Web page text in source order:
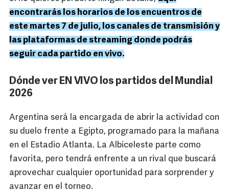
encontrarás los horarios de los encuentros de
este martes 7 de julio, los canales de transmisión y
las plataformas de streaming donde podrás
seguir cada partido en vivo.
Dónde ver EN VIVO los partidos del Mundial
2026
Argentina será la encargada de abrir la actividad con
su duelo frente a Egipto, programado para la mañana
en el Estadio Atlanta. La Albiceleste parte como
favorita, pero tendrá enfrente a un rival que buscará
aprovechar cualquier oportunidad para sorprender y
avanzar en el torneo.